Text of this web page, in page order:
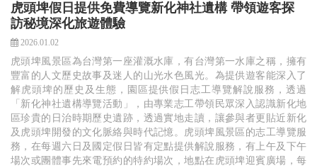
虎頭埤假日提供免費導覽新化神社遺構 帶領遊客探
訪秘境深化旅遊體驗
2026.01.02
虎頭埤風景區為台灣第一座灌溉水庫，有台灣第一水庫之稱，擁有
豐富的人文歷史故事及迷人的山光水色風光。為提供遊客能深入了
解虎頭埤的歷史及生態，園區提供假日志工導覽解說服務，透過
「新化神社遺構導覽活動」，由專業志工帶領民眾深入認識新化地
區珍貴的日治時期歷史遺跡，透過實地走讀，讓參與者更貼近新化
及虎頭埤開發的文化脈絡與時代記憶。虎頭埤風景區的志工導覽服
務，在每週六日及國定假日皆有定點提供解說服務，有上午及下午
場次或團體事先來電預約的特約場次，地點在虎頭埤迎賓廣場，每